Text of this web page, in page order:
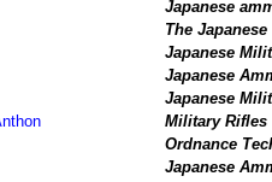
Japanese
The
Japanese
Japanese
Japanese
Military Rifles
Ordnance
Japanese